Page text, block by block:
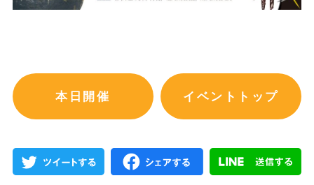
本日開催 イベントトップ